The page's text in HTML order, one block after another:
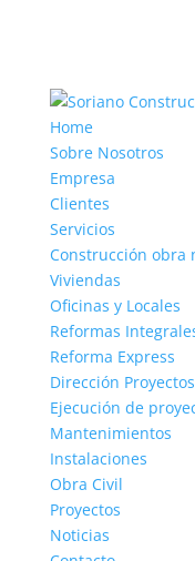
Home
Sobre Nosotros
Empresa
Clientes
Servicios
Construcción obra
Viviendas
Oficinas y Locales
Reformas
Reforma Express
Dirección Proyectos
Ejecución de
Mantenimientos
Instalaciones
Obra Civil
Proyectos
Noticias